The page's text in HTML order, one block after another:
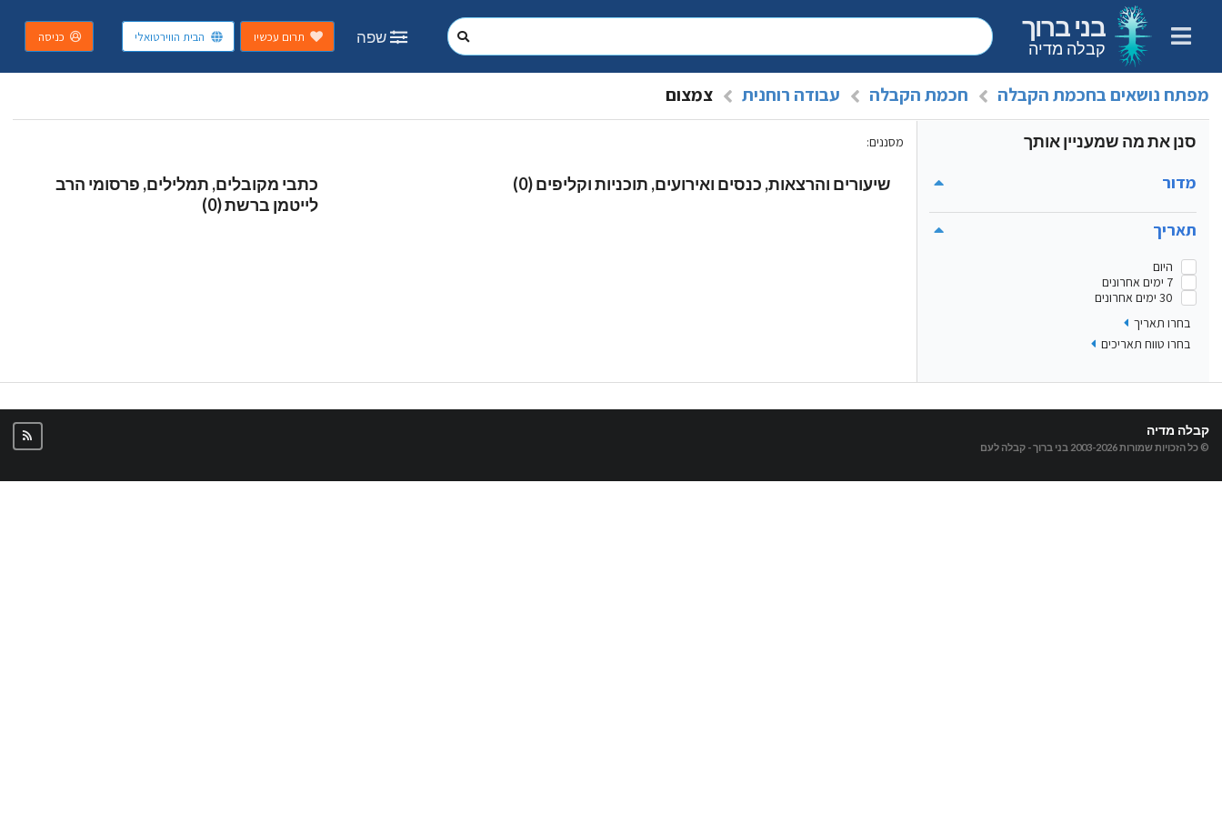
בני ברוך
קבלה מדיה
שפה תרום עכשיו הבית הווירטואלי כניסה
מפתח נושאים בחכמת הקבלה חכמת הקבלה עבודה רוחנית צמצום
סנן את מה שמעניין אותך
מדור
תאריך
היום
7 ימים אחרונים
30 ימים אחרונים
בחרו תאריך
בחרו טווח תאריכים
מסננים:
שיעורים והרצאות, כנסים ואירועים, תוכניות וקליפים (0)
כתבי מקובלים, תמלילים, פרסומי הרב
לייטמן ברשת (0)
קבלה מדיה
© כל הזכויות שמורות 2003-2026 בני ברוך - קבלה לעם